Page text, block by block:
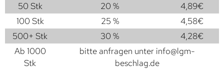
50 Stk
20 % 4,89€
100 Stk
25 % 4,58€
500+ Stk
30 % 4,28€
Ab 1000
Stk
bitte anfragen unter info@lgm-
beschlag.de